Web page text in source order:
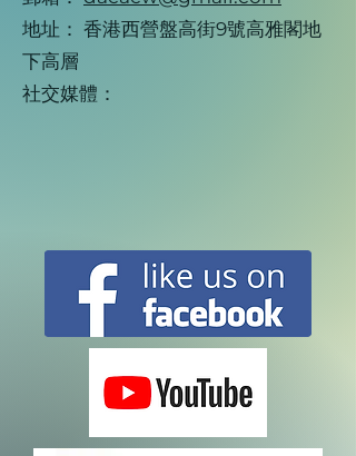
地址： 香港⻄營盤高街9號高雅閣地
下高層
社交媒體：